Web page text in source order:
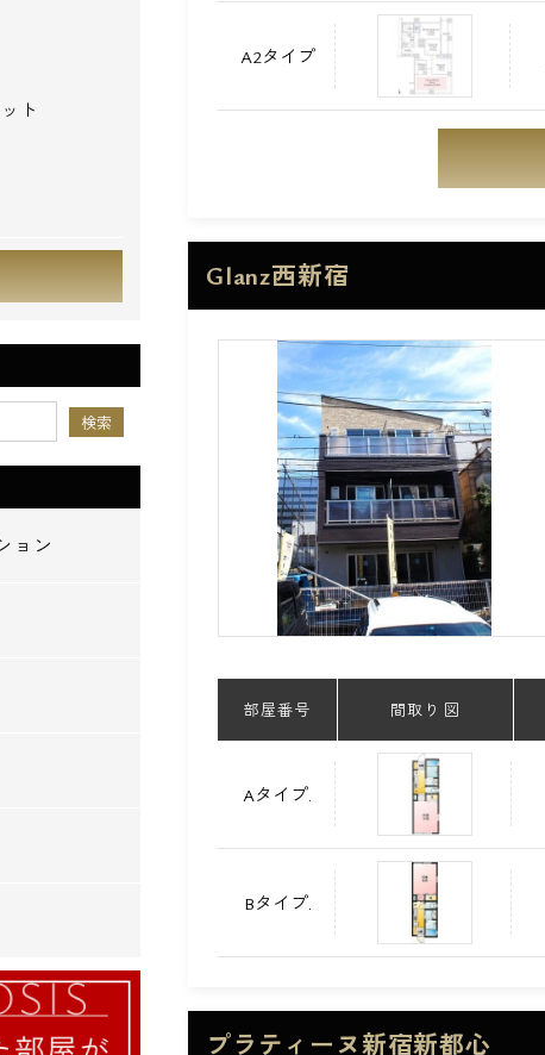
A2タイプ
Glanz西新宿
部屋番号 間取り 図
Aタイプ.
Bタイプ.
プラティーヌ新宿新都心
ト
ョン